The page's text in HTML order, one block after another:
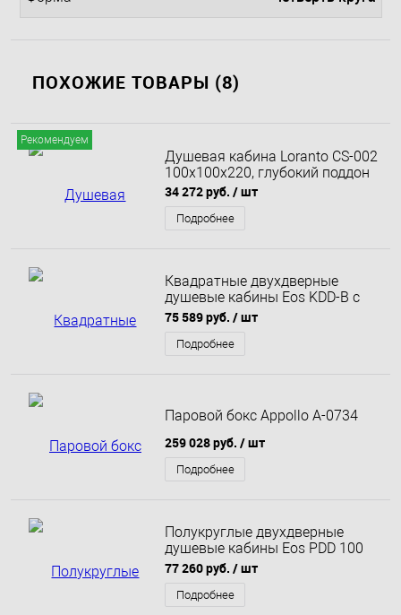
ПОХОЖИЕ ТОВАРЫ (8)
Рекомендуем
Душевая кабина Loranto CS-002
100x100x220, глубокий поддон
34 272 руб. / шт
Подробнее
Квадратные двухдверные
душевые кабины Eos KDD-B с
дверями типа Bi-fold 90х90
75 589 руб. / шт
Подробнее
Паровой бокс Appollo A-0734
259 028 руб. / шт
Подробнее
Полукруглые двухдверные
душевые кабины Eos PDD 100
см
77 260 руб. / шт
Подробнее